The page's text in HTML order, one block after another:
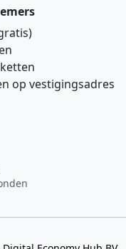
op vestigingsadres